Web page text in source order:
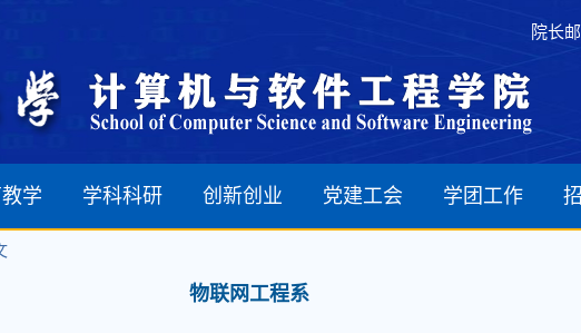
院长
学
培养
学科科研 创新创业
成果展示
党建工会 学团工作
物联网工程系